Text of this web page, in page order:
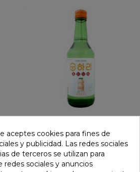
350ml
5,69 €
aceptes cookies para fines de
y publicidad. Las redes sociales
de terceros se utilizan para
sociales y anuncios